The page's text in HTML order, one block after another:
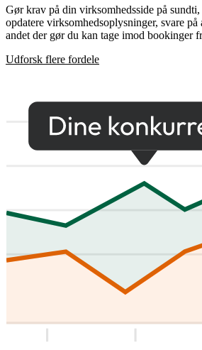
Gør krav på din virksomhedsside på
opdatere virksomhedsoplysninger, svare på
andet der gør du kan tage imod bookinger
Udforsk flere fordele